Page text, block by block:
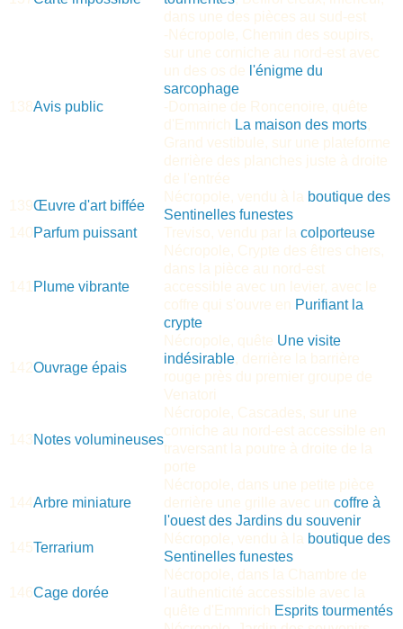
dans une des pièces au sud-est
138Avis public
-Nécropole, Chemin des soupirs,
sur une corniche au nord-est avec
un des os de l'énigme du
sarcophage
-Domaine de Roncenoire, quête
d'Emmrich La maison des morts,
Grand vestibule, sur une plateforme
derrière des planches juste à droite
de l'entrée
139Œuvre d'art biffée
Nécropole, vendu à la boutique des
Sentinelles funestes
140Parfum puissant Treviso, vendu par la colporteuse
141 Plume vibrante
Nécropole, Crypte des êtres chers,
dans la pièce au nord-est
accessible avec un levier, avec le
coffre qui s'ouvre en Purifiant la
crypte
142Ouvrage épais
Nécropole, quête Une visite
indésirable, derrière la barrière
rouge près du premier groupe de
Venatori
143Notes volumineuses
Nécropole, Cascades, sur une
corniche au nord-est accessible en
traversant la poutre à droite de la
porte
144Arbre miniature
Nécropole, dans une petite pièce
derrière une grille avec un coffre à
l'ouest des Jardins du souvenir
145Terrarium
Nécropole, vendu à la boutique des
Sentinelles funestes
146Cage dorée
Nécropole, dans la Chambre de
l'authenticité accessible avec la
quête d'Emmrich Esprits tourmentés